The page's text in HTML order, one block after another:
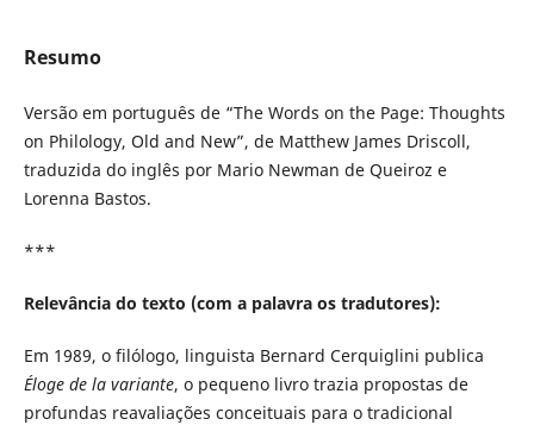
Resumo
Versão em português de “The Words on the Page: Thoughts
on Philology, Old and New”, de Matthew James Driscoll,
traduzida do inglês por Mario Newman de Queiroz e
Lorenna Bastos.
***
Relevância do texto (com a palavra os tradutores):
Em 1989, o filólogo, linguista Bernard Cerquiglini publica
Éloge de la variante, o pequeno livro trazia propostas de
profundas reavaliações conceituais para o tradicional